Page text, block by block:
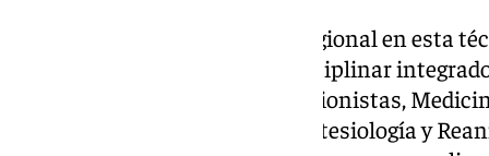
Para ser centro de referencia regional en esta
cuenta con un equipo multidisciplinar
Cirugía Cardiovascular y perfusionistas,
Traumatología, Farmacia, Anestesiología y